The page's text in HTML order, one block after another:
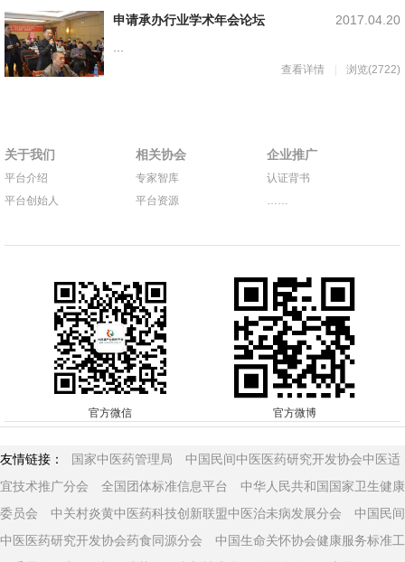
申请承办行业学术年会论坛
2017.04.20
...
查看详情 浏览(2722)
关于我们
平台介绍
平台创始人
相关协会
专家智库
平台资源
企业推广
认证背书
官方微信 官方微博
友情链接： 国家中医药管理局
中国民间中医医药研究开发协会中医适
宜技术推广分会
全国团体标准信息平台
中华人民共和国国家卫生健康
委员会
中关村炎黄中医药科技创新联盟中医治未病发展分会
中国民间
中医医药研究开发协会药食同源分会
中国生命关怀协会健康服务标准工